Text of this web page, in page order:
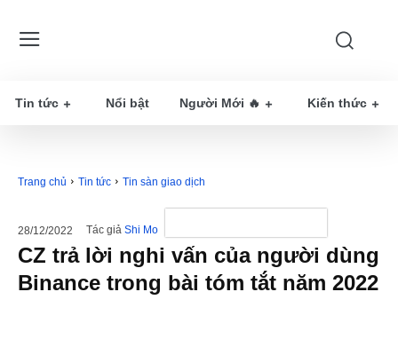
Tin tức Nổi bật Người Mới 🔥 Kiến thức
Trang chủ Tin tức Tin sàn giao dịch
28/12/2022 Tác giả Shi Mo
CZ trả lời nghi vấn của người dùng
Binance trong bài tóm tắt năm 2022